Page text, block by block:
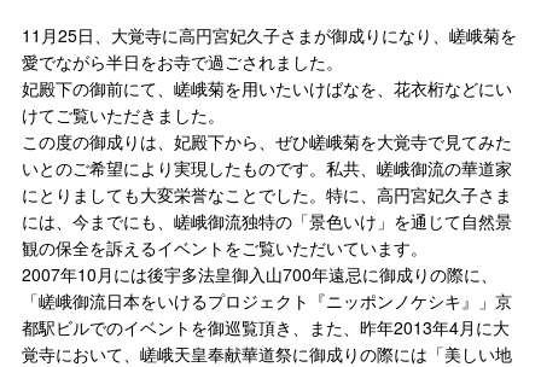
11月25日、大覚寺に高円宮妃久子さまが御成りになり、嵯峨菊を
愛でながら半日をお寺で過ごされました。
妃殿下の御前にて、嵯峨菊を用いたいけばなを、花衣桁などにい
けてご覧いただきました。
この度の御成りは、妃殿下から、ぜひ嵯峨菊を大覚寺で見てみた
いとのご希望により実現したものです。私共、嵯峨御流の華道家
にとりましても大変栄誉なことでした。特に、高円宮妃久子さま
には、今までにも、嵯峨御流独特の「景色いけ」を通じて自然景
観の保全を訴えるイベントをご覧いただいています。
2007年10月には後宇多法皇御入山700年遠忌に御成りの際に、
「嵯峨御流日本をいけるプロジェクト『ニッポンノケシキ』」京
都駅ビルでのイベントを御巡覧頂き、また、昨年2013年4月に大
覚寺において、嵯峨天皇奉献華道祭に御成りの際には「美しい地